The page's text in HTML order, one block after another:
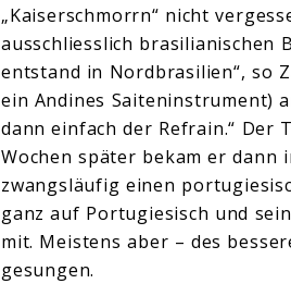
„Kaiserschmorrn“ nicht
ausschliesslich brasilianischen
entstand in Nordbrasilien“, so
ein Andines Saiteninstrument)
dann einfach der Refrain.“
Wochen später bekam er dann
zwangsläufig einen
ganz auf Portugiesisch und
mit. Meistens aber – des
gesungen.